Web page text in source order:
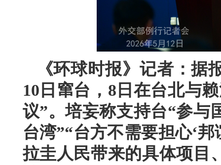
《环球时报》记者：据
10日窜台，8日在台北与
议”。培妄称支持台“参与
台湾”“台方不需要担心‘
拉圭人民带来的具体项目